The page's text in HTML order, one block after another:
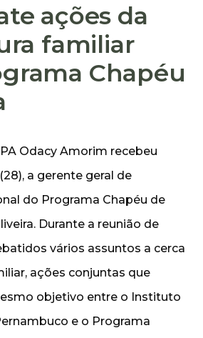
ações da
familiar
Chapéu
Odacy Amorim recebeu
a gerente geral de
do Programa Chapéu de
Durante a reunião de
vários assuntos a cerca
ações conjuntas que
objetivo entre o Instituto
e o Programa